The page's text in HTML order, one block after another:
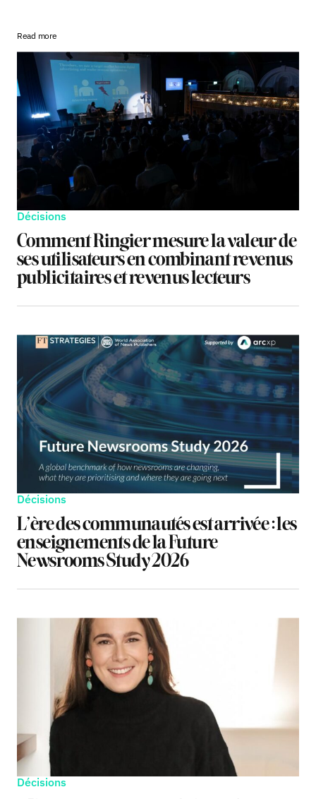
Read more
Décisions
Comment Ringier mesure la valeur de
ses utilisateurs en combinant revenus
publicitaires et revenus lecteurs
Décisions
L’ère des communautés est arrivée : les
enseignements de la Future
Newsrooms Study 2026
Décisions